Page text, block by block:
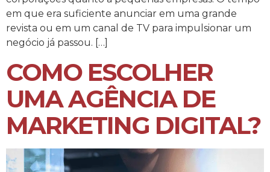
em que era suficiente anunciar em uma grande
revista ou em um canal de TV para impulsionar um
negócio já passou. […]
COMO ESCOLHER
UMA AGÊNCIA DE
MARKETING DIGITAL?